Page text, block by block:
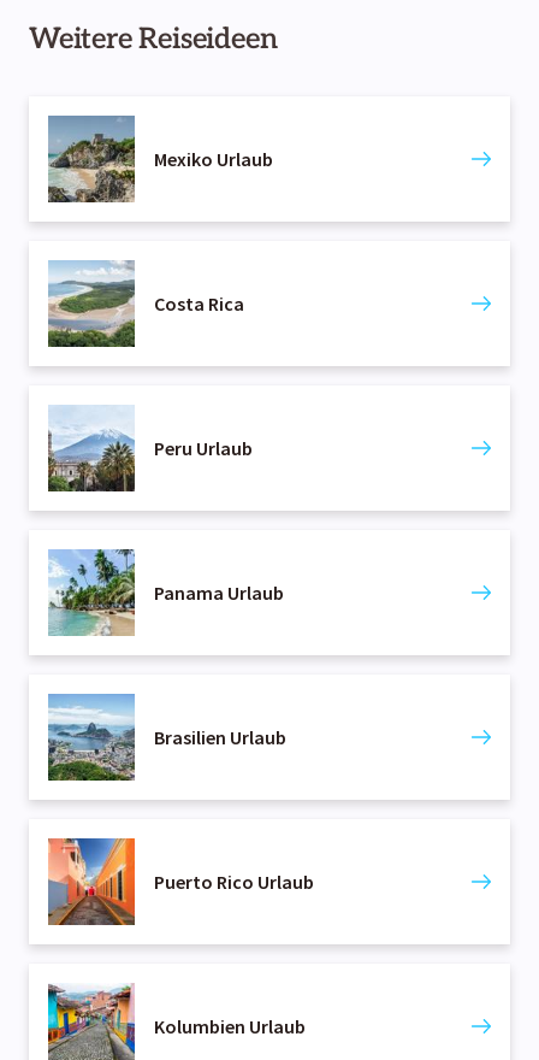
etwaige Medikamente, eine Reiseapotheke und ein
Weitere Reiseideen
Mexiko Urlaub
Costa Rica
Peru Urlaub
Panama Urlaub
Brasilien Urlaub
Puerto Rico Urlaub
Kolumbien Urlaub